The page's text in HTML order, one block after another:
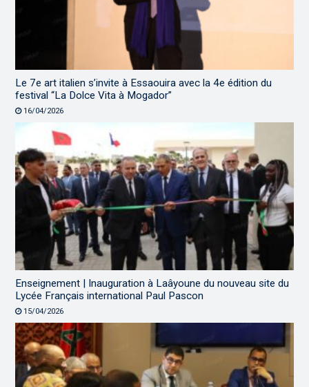
Le 7e art italien s’invite à Essaouira avec la 4e édition du
festival “La Dolce Vita à Mogador”
16/04/2026
Enseignement | Inauguration à Laâyoune du nouveau site du
Lycée Français international Paul Pascon
15/04/2026